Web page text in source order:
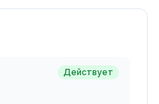
Действует